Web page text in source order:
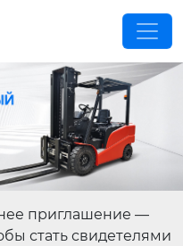
приглашение —
стать свидетелями